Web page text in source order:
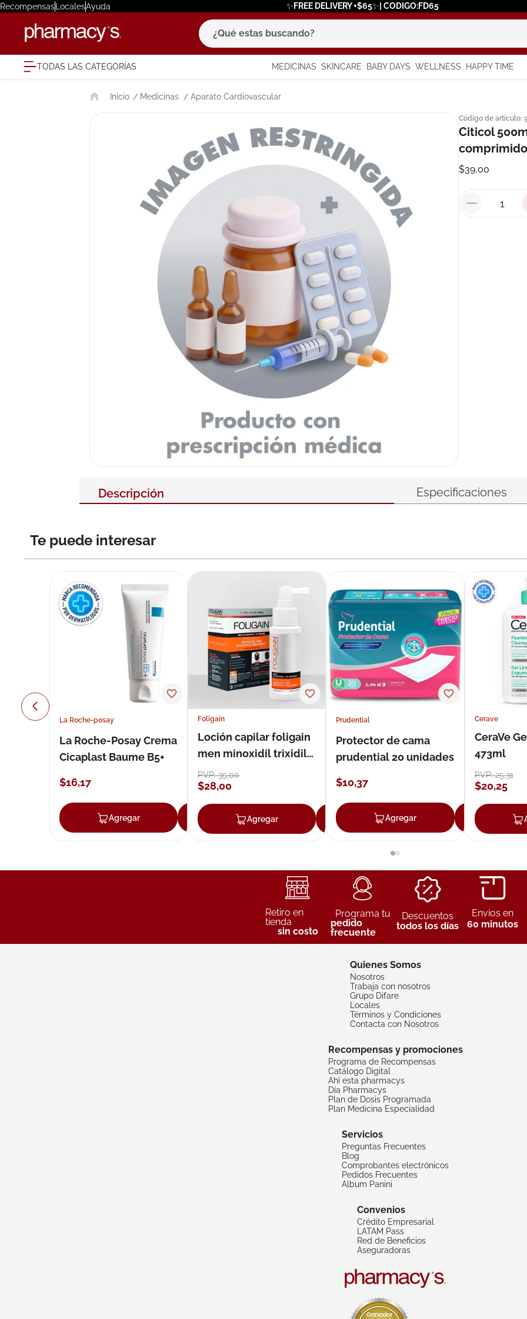
RecompensasLocalesAyuda ✨FREE DELIVERY +$65✨| CODIGO:FD65
¿Qué estas buscando?
TODAS LAS CATEGORÍAS MEDICINAS SKINCARE BABY DAYS WELLNESS HAPPY TIME
Medicinas Aparato Cardiovascular
Código de artículo:
Citicol
$39,00
Descripción Especificaciones
Te puede interesar
La Roche-posay
La Roche-Posay Crema
Cicaplast Baume B5+
$16,17
Agregar Agregar
Foligain
Loción capilar foligain
men minoxidil trixidil
loción 59 ml
PVP:35,00
$28,00
Agregar Agregar
Prudential
Protector de cama
prudential 20 unidades
$10,37
Agregar
Cerave
CeraVe
473ml
PVP:25,31
$20,25
Retiro en
tienda
sin costo
Programa tu
pedido
frecuente
Descuentos
todos los días
Envíos en
60 minutos
Quienes Somos
Nosotros
Trabaja con nosotros
Grupo Difare
Locales
Términos y Condiciones
Contacta con Nosotros
Recompensas y promociones
Programa de Recompensas
Catálogo Digital
Ahí esta pharmacys
Día Pharmacys
Plan de Dosis Programada
Plan Medicina Especialidad
Servicios
Preguntas Frecuentes
Blog
Comprobantes electrónicos
Pedidos Frecuentes
Album Panini
Convenios
Crédito Empresarial
LATAM Pass
Red de Beneficios
Aseguradoras
términos más buscados
1. eucerin
3. bioderma
7.
. roche posay
9. nivea
10 pañales